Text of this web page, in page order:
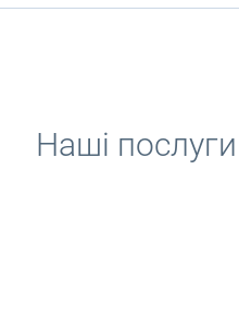
Наші послуги